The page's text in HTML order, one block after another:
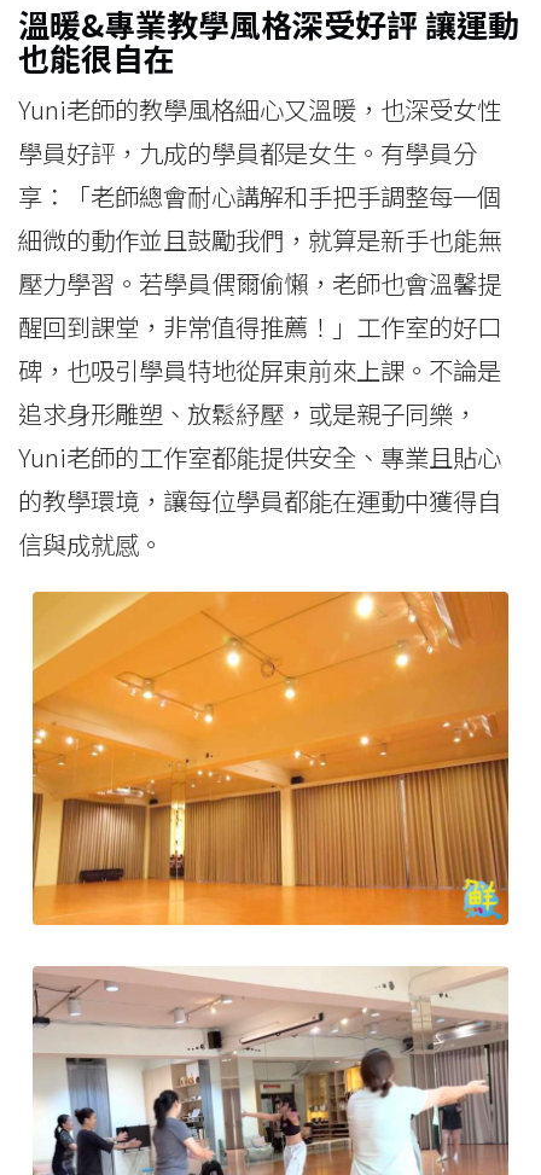
溫暖&專業教學風格深受好評 讓運動
也能很自在
Yuni老師的教學風格細心又溫暖，也深受女性
學員好評，九成的學員都是女生。有學員分
享：「老師總會耐心講解和手把手調整每一個
細微的動作並且鼓勵我們，就算是新手也能無
壓力學習。若學員偶爾偷懶，老師也會溫馨提
醒回到課堂，非常值得推薦！」工作室的好口
碑，也吸引學員特地從屏東前來上課。不論是
追求身形雕塑、放鬆紓壓，或是親子同樂，
Yuni老師的工作室都能提供安全、專業且貼心
的教學環境，讓每位學員都能在運動中獲得自
信與成就感。